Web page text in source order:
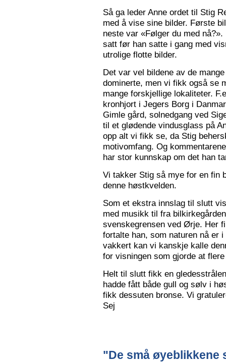
Så ga leder Anne ordet til Stig
med å vise sine bilder. Første
neste var «Følger du med
satt før han satte i gang med
utrolige flotte bilder.
Det var vel bildene av de
dominerte, men vi fikk også se
mange forskjellige lokaliteter.
kronhjort i Jegers Borg i
Gimle gård, solnedgang ved
til et glødende vindusglass på
opp alt vi fikk se, da Stig
motivomfang. Og
har stor kunnskap om det han
Vi takker Stig så mye for en fin
denne høstkvelden.
Som et ekstra innslag til slutt
med musikk til fra
svenskegrensen ved Ørje. Her
fortalte han, som naturen nå er
vakkert kan vi kanskje kalle
for visningen som gjorde at
Helt til slutt fikk en
hadde fått både gull og sølv i
fikk dessuten bronse. Vi
Sej
"De små øyeblikkene